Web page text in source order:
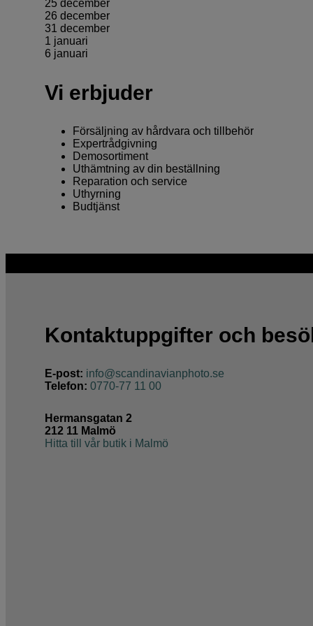
25 december
26 december
31 december
1 januari
6 januari
Vi erbjuder
Försäljning av hårdvara och tillbehör
Expertrådgivning
Demosortiment
Uthämtning av din beställning
Reparation och service
Uthyrning
Budtjänst
Kontaktuppgifter och
E-post: info@scandinavianphoto.se
Telefon: 0770-77 11 00
Hermansgatan 2
212 11 Malmö
Hitta till vår butik i Malmö